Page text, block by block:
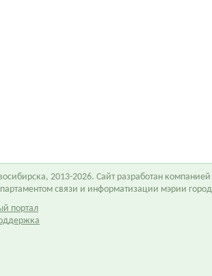
2013-2026. Сайт разработан компанией
связи и информатизации мэрии
портал